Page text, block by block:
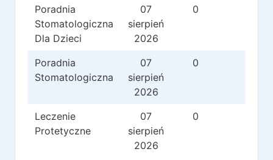
Poradnia
Stomatologiczna
Dla Dzieci
07
sierpień
2026
0
Poradnia
Stomatologiczna
07
sierpień
2026
0
Leczenie
Protetyczne
07
sierpień
2026
0